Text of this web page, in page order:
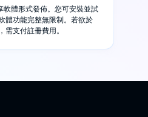
軟體形式發佈。您可安裝並試
體功能完整無限制。若欲於
支付註冊費用。